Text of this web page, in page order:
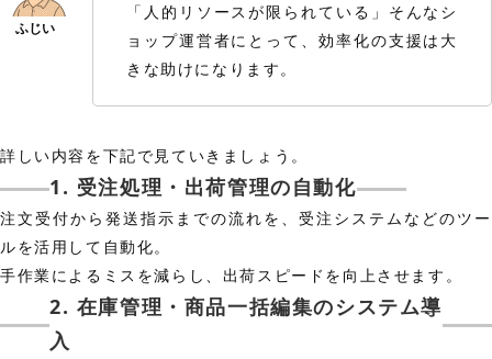
「人的リソースが限られている」そんなシ
ョップ運営者にとって、効率化の支援は大
きな助けになります。
詳しい内容を下記で見ていきましょう。
1. 受注処理・出荷管理の自動化
注文受付から発送指示までの流れを、受注システムなどのツー
ルを活用して自動化。
手作業によるミスを減らし、出荷スピードを向上させます。
2. 在庫管理・商品一括編集のシステム導
入